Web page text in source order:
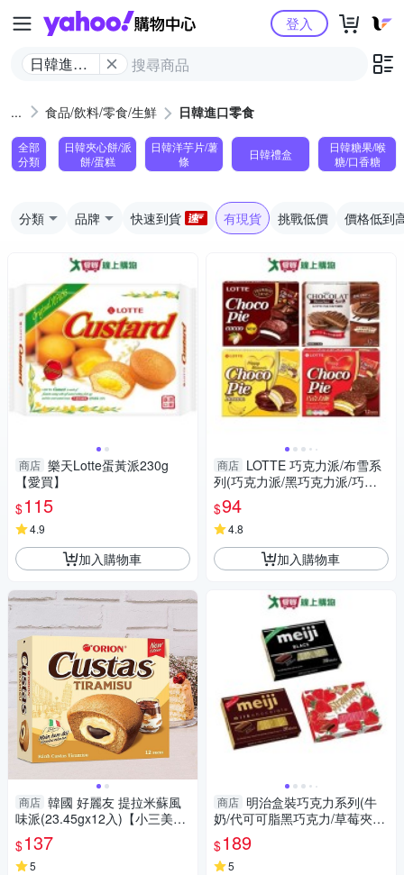
Yahoo購物中心
日韓進口
登入
食品/飲料/零食/生鮮 日韓進口零食
全部
分類
日韓夾心餅/派
餅/蛋糕
日韓洋芋片/薯
條
日韓禮盒
日韓糖果/喉
糖/口香糖
分類 品牌 快速到貨 有現貨 挑戰低價 價格低到
商店 樂天Lotte蛋黃派230g
【愛買】
$115
4.9
加入購物車
商店 韓國 好麗友 提拉米蘇風
味派(23.45gx12入)【小三美
日】 DS025917 甜點 下午茶
零食 蛋糕 cake
$137
5
商店 LOTTE 巧克力派/布雪系
列(巧克力派/黑巧克力派/巧克
力派香蕉風味/巧克力布雪蛋糕)
(12入/盒【愛買】
$94
4.8
加入購物車
商店 明治盒裝巧克力系列(牛
奶/代可可脂黑巧克力/草莓夾
餡)(120G/盒)【愛買】
$189
5